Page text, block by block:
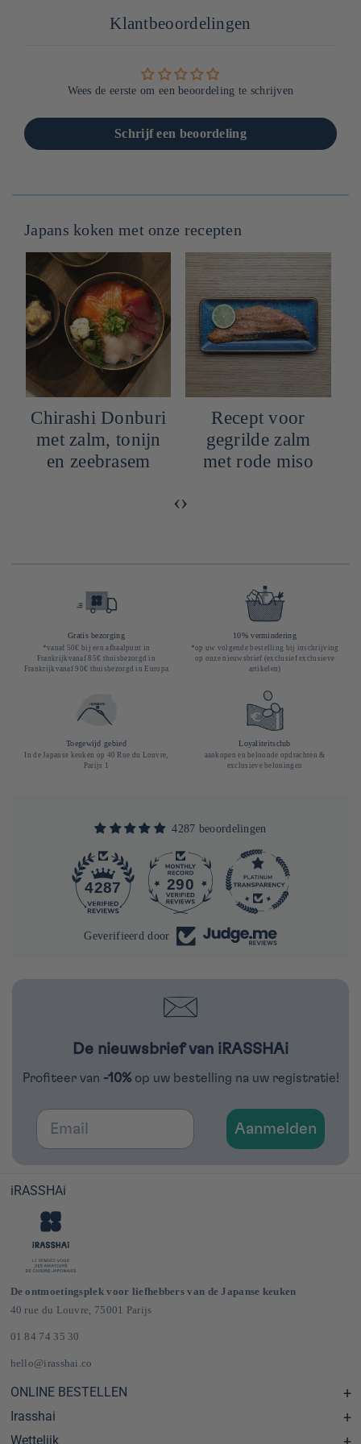
Klantbeoordelingen
Wees de eerste om een beoordeling te schrijven
Schrijf een beoordeling
Japans koken met onze recepten
Chirashi Donburi
met zalm, tonijn
en zeebrasem
Recept voor
gegrilde zalm
met rode miso
‹›
Gratis bezorging
*vanaf 50€ bij een afhaalpunt in
Frankrijkvanaf 85€ thuisbezorgd in
Frankrijkvanaf 90€ thuisbezorgd in Europa
10% vermindering
*op uw volgende bestelling bij inschrijving
op onze nieuwsbrief (exclusief exclusieve
artikelen)
Toegewijd gebied
In de Japanse keuken op 40 Rue du Louvre,
Parijs 1
Loyaliteitsclub
aankopen en beloonde opdrachten &
exclusieve beloningen
4287 beoordelingen
4287 290
Geverifieerd door
De nieuwsbrief van iRASSHAi
Profiteer van -10% op uw bestelling na uw registratie!
Email
Aanmelden
iRASSHAi
De ontmoetingsplek voor liefhebbers van de Japanse keuken
40 rue du Louvre, 75001 Parijs
01 84 74 35 30
hello@irasshai.co
ONLINE BESTELLEN
Centre d'aide & FAQ
Livraison et frais de port en France & Europe
Irasshai
Schema's
Wettelijk